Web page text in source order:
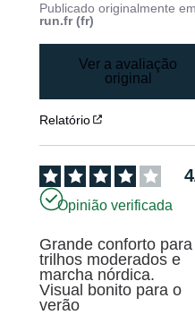
Publicado originalmente
run.fr (fr)
Ver a avaliação
original
Relatório
4
Opinião verificada
Grande conforto para
trilhos moderados e
marcha nórdica.
Visual bonito para o
verão